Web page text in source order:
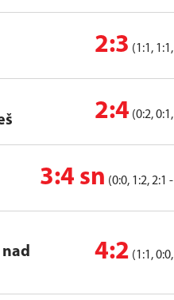
2:3 (1:1,
2:4 (0:2,
3:4 sn (0:0, 1:2, 2:1
4:2 (1:1,